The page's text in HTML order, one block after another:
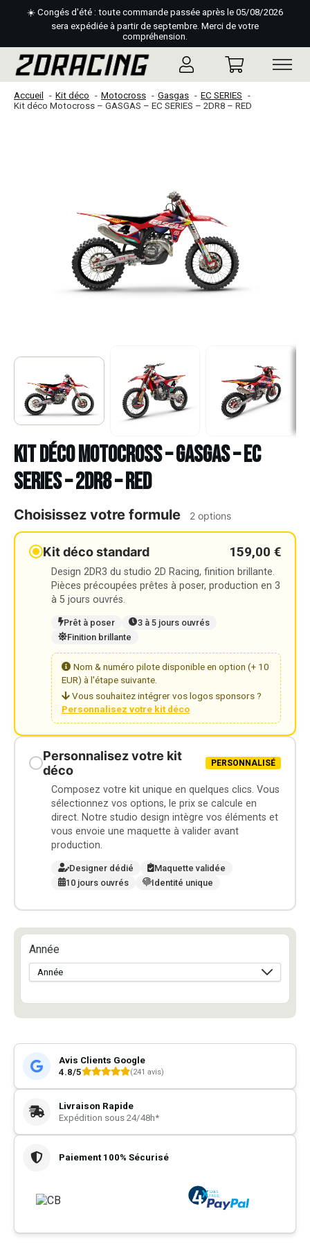
☀️ Congés d'été : toute commande passée après le 05/08/2026
sera expédiée à partir de septembre. Merci de votre
compréhension.
Accueil Kit déco Motocross Gasgas
EC SERIES
Kit déco Motocross – GASGAS – EC SERIES – 2DR8 – RED
Kit déco Motocross – GASGAS – EC
SERIES – 2DR8 – RED
Choisissez votre formule 2 options
Kit déco standard 159,00 €
Design 2DR3 du studio 2D Racing, finition brillante.
Pièces précoupées prêtes à poser, production en 3
à 5 jours ouvrés.
Prêt à poser
3 à 5 jours ouvrés
Finition brillante
Nom & numéro pilote disponible en option (+ 10
EUR) à l'étape suivante.
Vous souhaitez intégrer vos logos sponsors ?
Personnalisez votre kit déco
Personnalisez votre kit
déco
PERSONNALISÉ
Composez votre kit unique en quelques clics. Vous
sélectionnez vos options, le prix se calcule en
direct. Notre studio design intègre vos éléments et
vous envoie une maquette à valider avant
production.
Designer dédié
Maquette validée
10 jours ouvrés
Identité unique
Année
Avis Clients Google
4.8/5
(241 avis)
Livraison Rapide
Expédition sous 24/48h*
Paiement 100% Sécurisé